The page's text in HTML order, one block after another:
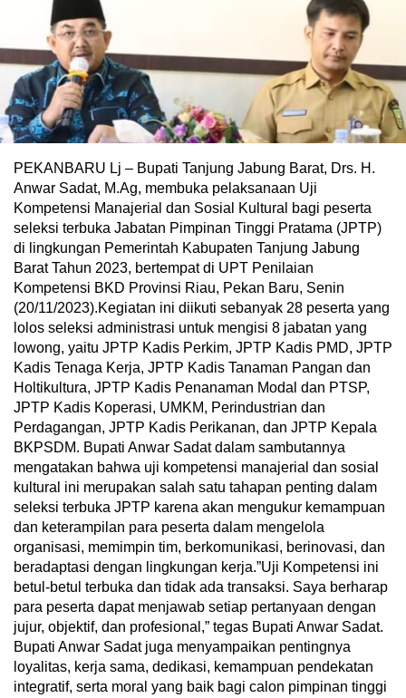
PEKANBARU Lj – Bupati Tanjung Jabung Barat, Drs. H.
Anwar Sadat, M.Ag, membuka pelaksanaan Uji
Kompetensi Manajerial dan Sosial Kultural bagi peserta
seleksi terbuka Jabatan Pimpinan Tinggi Pratama (JPTP)
di lingkungan Pemerintah Kabupaten Tanjung Jabung
Barat Tahun 2023, bertempat di UPT Penilaian
Kompetensi BKD Provinsi Riau, Pekan Baru, Senin
(20/11/2023).Kegiatan ini diikuti sebanyak 28 peserta yang
lolos seleksi administrasi untuk mengisi 8 jabatan yang
lowong, yaitu JPTP Kadis Perkim, JPTP Kadis PMD, JPTP
Kadis Tenaga Kerja, JPTP Kadis Tanaman Pangan dan
Holtikultura, JPTP Kadis Penanaman Modal dan PTSP,
JPTP Kadis Koperasi, UMKM, Perindustrian dan
Perdagangan, JPTP Kadis Perikanan, dan JPTP Kepala
BKPSDM. Bupati Anwar Sadat dalam sambutannya
mengatakan bahwa uji kompetensi manajerial dan sosial
kultural ini merupakan salah satu tahapan penting dalam
seleksi terbuka JPTP karena akan mengukur kemampuan
dan keterampilan para peserta dalam mengelola
organisasi, memimpin tim, berkomunikasi, berinovasi, dan
beradaptasi dengan lingkungan kerja.”Uji Kompetensi ini
betul-betul terbuka dan tidak ada transaksi. Saya berharap
para peserta dapat menjawab setiap pertanyaan dengan
jujur, objektif, dan profesional,” tegas Bupati Anwar Sadat.
Bupati Anwar Sadat juga menyampaikan pentingnya
loyalitas, kerja sama, dedikasi, kemampuan pendekatan
integratif, serta moral yang baik bagi calon pimpinan tinggi